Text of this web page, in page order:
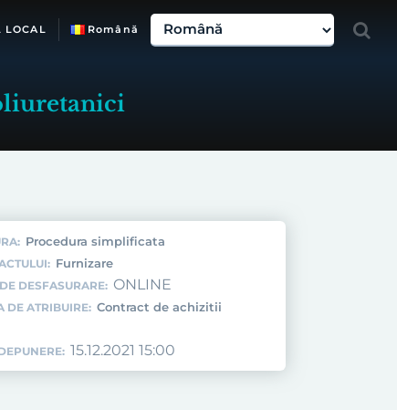
LOCAL Română
Procedura simplificata
Furnizare
DESFASURARE: ONLINE
DE ATRIBUIRE: Contract de achizitii
15.12.2021 15:00